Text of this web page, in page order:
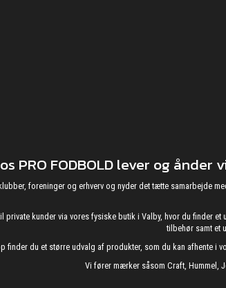
PRO FODBOLD lever og
foreninger og erhverv og nyder det tætte samarbejde
kunder via vores fysiske butik i Valby, hvor du finder
tilbehør samt et
finder du et større udvalg af produkter, som du kan afhente i
Vi fører mærker såsom Craft, Hummel,